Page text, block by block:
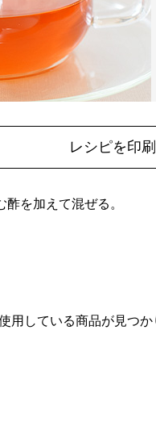
レシピを印
を加えて混ぜる。
用している商品が見つか